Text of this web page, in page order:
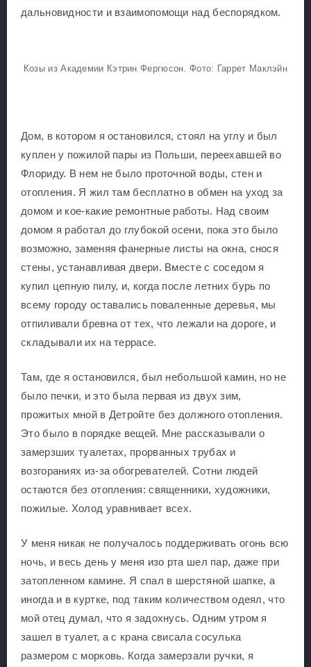
дальновидности и взаимопомощи над беспорядком.
Козы из Академии Кэтрин Фергюсон. Фото: Гаррет Маклэйн
Дом, в котором я остановился, стоял на углу и был
куплен у пожилой пары из Польши, переехавшей во
Флориду. В нем не было проточной воды, стен и
отопления. Я жил там бесплатно в обмен на уход за
домом и кое-какие ремонтные работы. Над своим
домом я работал до глубокой осени, пока это было
возможно, заменяя фанерные листы на окна, снося
стены, устанавливая двери. Вместе с соседом я
купил цепную пилу, и, когда после летних бурь по
всему городу оставались поваленные деревья, мы
отпиливали бревна от тех, что лежали на дороге, и
складывали их на террасе.
Там, где я остановился, был небольшой камин, но не
было печки, и это была первая из двух зим,
прожитых мной в Детройте без должного отопления.
Это было в порядке вещей. Мне рассказывали о
замерзших туалетах, прорванных трубах и
возгораниях из-за обогревателей. Сотни людей
остаются без отопления: священники, художники,
пожилые. Холод уравнивает всех.
У меня никак не получалось поддерживать огонь всю
ночь, и весь день у меня изо рта шел пар, даже при
затопленном камине. Я спал в шерстяной шапке, а
иногда и в куртке, под таким количеством одеял, что
мой отец думал, что я задохнусь. Одним утром я
зашел в туалет, а с крана свисала сосулька
размером с морковь. Когда замерзали ручки, я